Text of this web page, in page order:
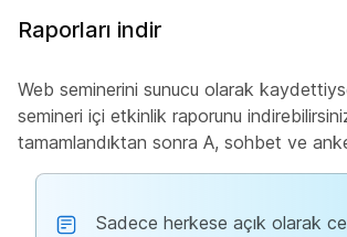
Raporları indir
Web seminerini sunucu olarak
semineri içi etkinlik raporunu
tamamlandıktan sonra A, sohbet ve
Sadece herkese açık olarak